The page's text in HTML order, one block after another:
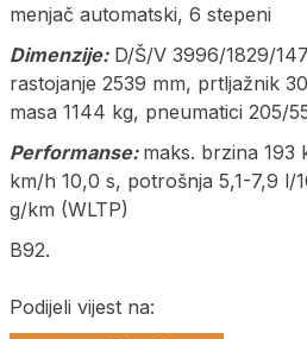
menjač automatski, 6 stepeni
Dimenzije:D/Š/V 3996/1829/
rastojanje 2539 mm, prtljažnik
masa 1144 kg, pneumatici 205/
Performanse: maks. brzina 193
km/h 10,0 s, potrošnja 5,1-7,9 l/
g/km (WLTP)
B92.
Podijeli vijest na: